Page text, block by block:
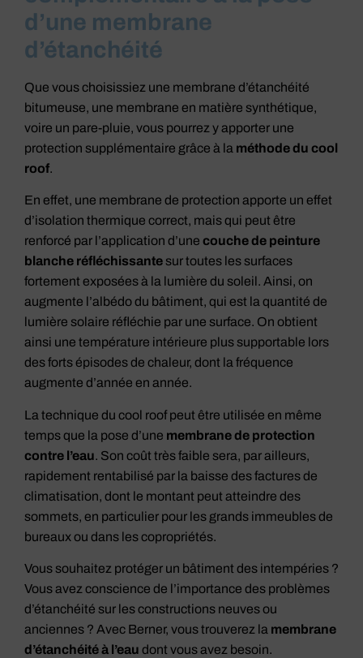
d’une membrane
d’étanchéité
Que vous choisissiez une membrane d’étanchéité
bitumeuse, une membrane en matière synthétique,
voire un pare-pluie, vous pourrez y apporter une
protection supplémentaire grâce à la méthode du cool
roof.
En effet, une membrane de protection apporte un effet
d’isolation thermique correct, mais qui peut être
renforcé par l’application d’une couche de peinture
blanche réfléchissante sur toutes les surfaces
fortement exposées à la lumière du soleil. Ainsi, on
augmente l’albédo du bâtiment, qui est la quantité de
lumière solaire réfléchie par une surface. On obtient
ainsi une température intérieure plus supportable lors
des forts épisodes de chaleur, dont la fréquence
augmente d’année en année.
La technique du cool roof peut être utilisée en même
temps que la pose d’une membrane de protection
contre l’eau. Son coût très faible sera, par ailleurs,
rapidement rentabilisé par la baisse des factures de
climatisation, dont le montant peut atteindre des
sommets, en particulier pour les grands immeubles de
bureaux ou dans les copropriétés.
Vous souhaitez protéger un bâtiment des intempéries ?
Vous avez conscience de l’importance des problèmes
d’étanchéité sur les constructions neuves ou
anciennes ? Avec Berner, vous trouverez la membrane
d’étanchéité à l’eau dont vous avez besoin.